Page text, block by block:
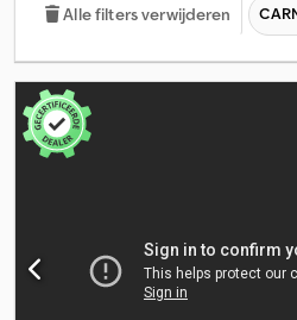
Alle filters verwijderen